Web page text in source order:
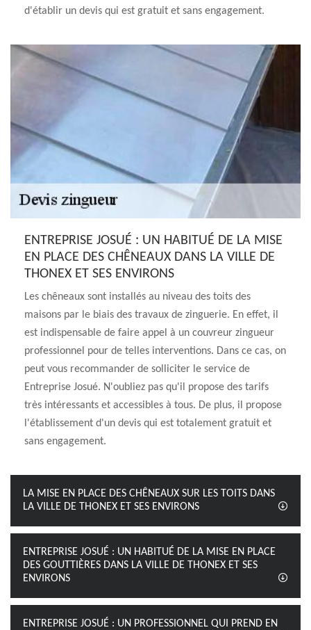
d'établir un devis qui est gratuit et sans engagement.
ENTREPRISE JOSUÉ : UN HABITUÉ DE LA MISE
EN PLACE DES CHÊNEAUX DANS LA VILLE DE
THONEX ET SES ENVIRONS
Les chêneaux sont installés au niveau des toits des
maisons par le biais des travaux de zinguerie. En effet, il
est indispensable de faire appel à un couvreur zingueur
professionnel pour de telles interventions. Dans ce cas, on
peut vous recommander de solliciter le service de
Entreprise Josué. N'oubliez pas qu'il propose des tarifs
très intéressants et accessibles à tous. De plus, il propose
l'établissement d'un devis qui est totalement gratuit et
sans engagement.
LA MISE EN PLACE DES CHÊNEAUX SUR LES TOITS DANS
LA VILLE DE THONEX ET SES ENVIRONS
ENTREPRISE JOSUÉ : UN HABITUÉ DE LA MISE EN PLACE
DES GOUTTIÈRES DANS LA VILLE DE THONEX ET SES
ENVIRONS
ENTREPRISE JOSUÉ : UN PROFESSIONNEL QUI PREND EN